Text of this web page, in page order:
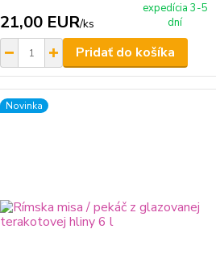
21,00 EUR/ks
expedícia 3-5
dní
Pridať do košíka
Novinka